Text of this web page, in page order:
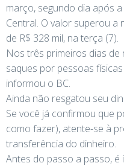
março, segundo dia após
Central. O valor superou
de R$ 328 mil, na terça (7).
Nos três primeiros dias
saques por pessoas
informou o BC.
Ainda não resgatou seu
Se você já confirmou que
como fazer), atente-se à
transferência do dinheiro.
Antes do passo a passo,